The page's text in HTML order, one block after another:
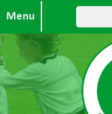
Menu